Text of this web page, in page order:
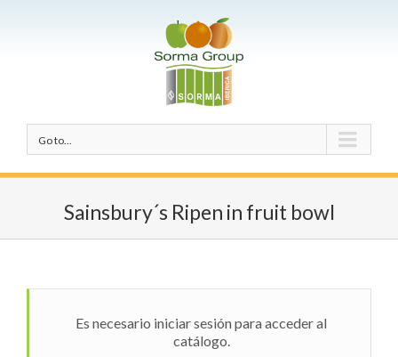
Go to...
Sainsbury´s Ripen in fruit bowl
Es necesario iniciar sesión para acceder al
catálogo.